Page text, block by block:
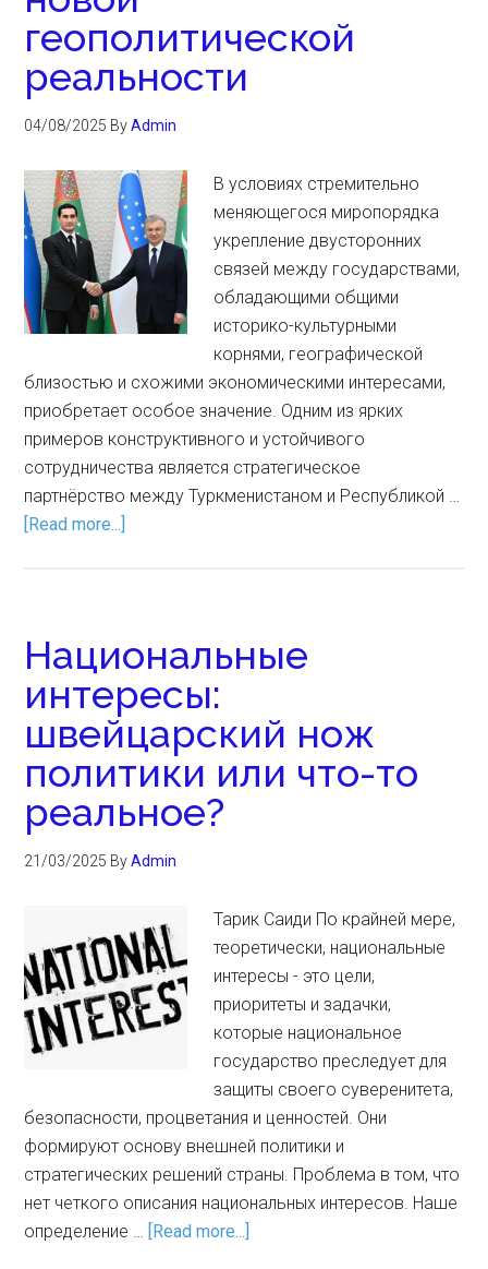
геополитической
реальности
04/08/2025 ByAdmin
В условиях стремительно
меняющегося миропорядка
укрепление двусторонних
связей между государствами,
обладающими общими
историко-культурными
корнями, географической
близостью и схожими экономическими интересами,
приобретает особое значение. Одним из ярких
примеров конструктивного и устойчивого
сотрудничества является стратегическое
партнёрство между Туркменистаном и Республикой …
[Read more...]
Национальные
интересы:
швейцарский нож
политики или что-то
реальное?
21/03/2025 ByAdmin
Тарик Саиди По крайней мере,
теоретически, национальные
интересы - это цели,
приоритеты и задачки,
которые национальное
государство преследует для
защиты своего суверенитета,
безопасности, процветания и ценностей. Они
формируют основу внешней политики и
стратегических решений страны. Проблема в том, что
нет четкого описания национальных интересов. Наше
определение … [Read more...]